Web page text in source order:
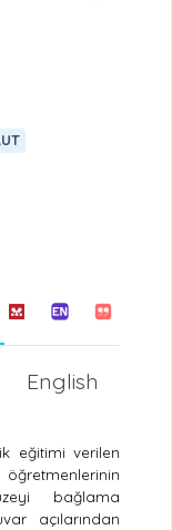
English
eğitimi verilen
bağlama
açılarından